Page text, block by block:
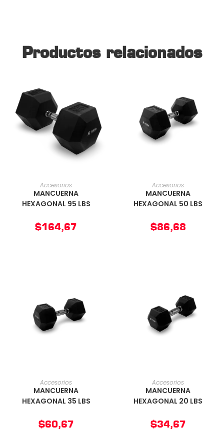
Productos relacionados
AÑADIR AL CARRITO
Accesorios
MANCUERNA
HEXAGONAL 95 LBS
$164,67
AÑADIR AL CARRITO
Accesorios
MANCUERNA
HEXAGONAL 50 LBS
$86,68
AÑADIR AL CARRITO
Accesorios
MANCUERNA
HEXAGONAL 35 LBS
$60,67
AÑADIR AL CARRITO
Accesorios
MANCUERNA
HEXAGONAL 20 LBS
$34,67